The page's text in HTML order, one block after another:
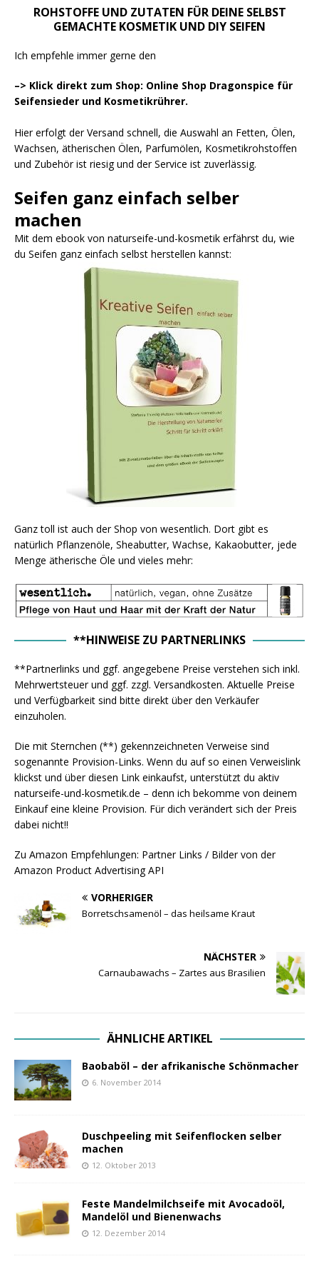
ROHSTOFFE UND ZUTATEN FÜR DEINE SELBST
GEMACHTE KOSMETIK UND DIY SEIFEN
Ich empfehle immer gerne den
–> Klick direkt zum Shop: Online Shop Dragonspice für
Seifensieder und Kosmetikrührer.
Hier erfolgt der Versand schnell, die Auswahl an Fetten, Ölen,
Wachsen, ätherischen Ölen, Parfumölen, Kosmetikrohstoffen
und Zubehör ist riesig und der Service ist zuverlässig.
Seifen ganz einfach selber
machen
Mit dem ebook von naturseife-und-kosmetik erfährst du, wie
du Seifen ganz einfach selbst herstellen kannst:
Ganz toll ist auch der Shop von wesentlich. Dort gibt es
natürlich Pflanzenöle, Sheabutter, Wachse, Kakaobutter, jede
Menge ätherische Öle und vieles mehr:
**HINWEISE ZU PARTNERLINKS
**Partnerlinks und ggf. angegebene Preise verstehen sich inkl.
Mehrwertsteuer und ggf. zzgl. Versandkosten. Aktuelle Preise
und Verfügbarkeit sind bitte direkt über den Verkäufer
einzuholen.
Die mit Sternchen (**) gekennzeichneten Verweise sind
sogenannte Provision-Links. Wenn du auf so einen Verweislink
klickst und über diesen Link einkaufst, unterstützt du aktiv
naturseife-und-kosmetik.de – denn ich bekomme von deinem
Einkauf eine kleine Provision. Für dich verändert sich der Preis
dabei nicht!!
Zu Amazon Empfehlungen: Partner Links / Bilder von der
Amazon Product Advertising API
VORHERIGER
Borretschsamenöl – das heilsame Kraut
NÄCHSTER
Carnaubawachs – Zartes aus Brasilien
ÄHNLICHE ARTIKEL
Baobaböl – der afrikanische Schönmacher
6. November 2014
Duschpeeling mit Seifenflocken selber
machen
12. Oktober 2013
Feste Mandelmilchseife mit Avocadoöl,
Mandelöl und Bienenwachs
12. Dezember 2014